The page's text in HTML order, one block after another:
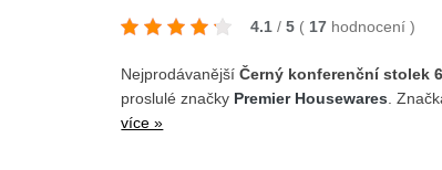
4.1 / 5 ( 17 hodnocení)
NejprodávanějšíČerný konferenční stolek
proslulé značky Premier Housewares .
více »